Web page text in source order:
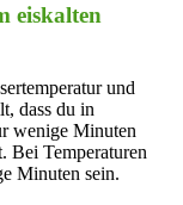
eiskalten
⁤und
dass du in
wenige Minuten
Bei Temperaturen
Minuten sein.